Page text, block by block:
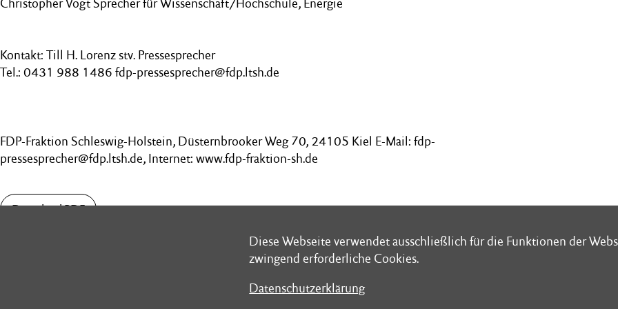
Diese Webseite verwendet ausschließlich für die Funktionen der
zwingend erforderliche Cookies.
Datenschutzerklärung
Diese Webseite verwendet ausschließlich für die Funktionen der
zwingend erforderliche Cookies.
Datenschutzerklärung
Kontakt: Till H. Lorenz stv. Pressesprecher
Tel.: 0431 988 1486 fdp-pressesprecher@fdp.ltsh.de
FDP-Fraktion Schleswig-Holstein, Düsternbrooker Weg 70, 24105 Kiel E-Mail: fdp-
pressesprecher@fdp.ltsh.de, Internet: www.fdp-fraktion-sh.de
Download PDF